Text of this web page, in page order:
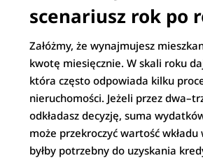
scenariusz rok po
Załóżmy, że wynajmujesz
kwotę miesięcznie. W skali roku
która często odpowiada kilku
nieruchomości. Jeżeli przez
odkładasz decyzję, suma
może przekroczyć wartość wkładu
byłby potrzebny do uzyskania